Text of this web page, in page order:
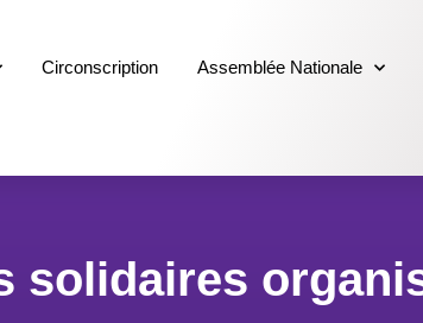
Circonscription Assemblée Nationale
solidaires